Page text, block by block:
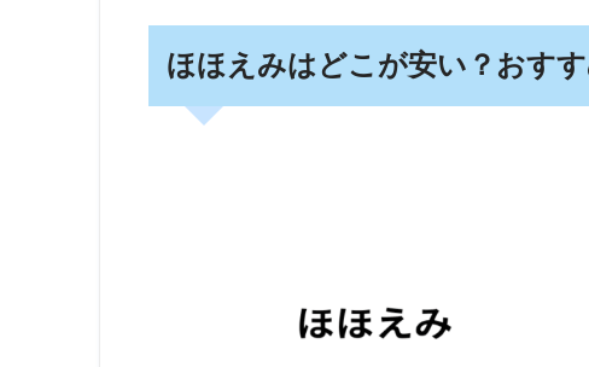
ほほえみはどこが安い？おす